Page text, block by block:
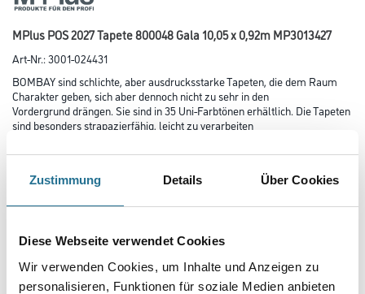
Zustimmung Details Über Cookies
Diese Webseite verwendet Cookies
Wir verwenden Cookies, um Inhalte und Anzeigen zu
personalisieren, Funktionen für soziale Medien anbieten
MPlus POS 2027 Tapete 800048 Gala 10,05 x 0,92m MP3013427
Art-Nr.:3001-024431
BOMBAY sind schlichte, aber ausdrucksstarke Tapeten, die dem Raum
Charakter geben, sich aber dennoch nicht zu sehr in den
Vordergrund drängen. Sie sind in 35 Uni-Farbtönen erhältlich. Die Tapeten
sind besonders strapazierfähig, leicht zu verarbeiten
Farbtonbezeichnung
Länge in centimeter